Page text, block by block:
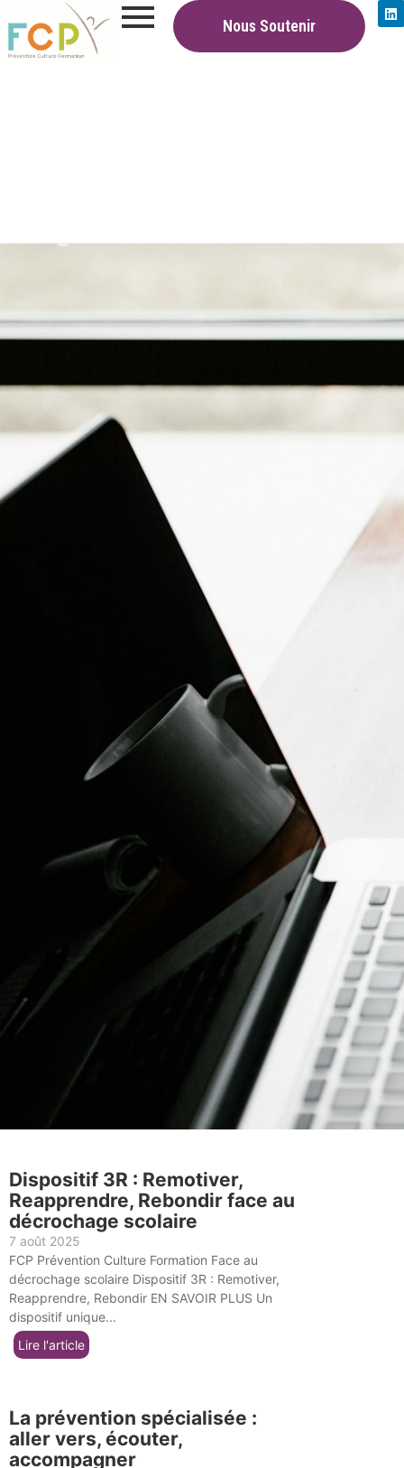
Nous Soutenir
Dispositif 3R : Remotiver,
Reapprendre, Rebondir face au
décrochage scolaire
7 août 2025
FCP Prévention Culture Formation Face au
décrochage scolaire​ Dispositif 3R : Remotiver,
Reapprendre, Rebondir EN SAVOIR PLUS Un
dispositif unique...
Lire l'article
La prévention spécialisée :
aller vers, écouter,
accompagner